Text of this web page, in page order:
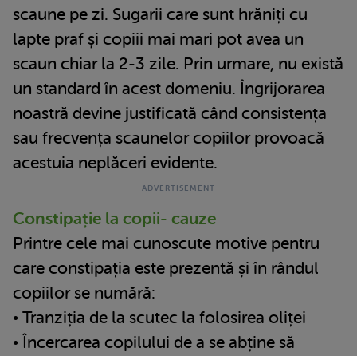
scaune pe zi. Sugarii care sunt hrăniți cu
lapte praf și copiii mai mari pot avea un
scaun chiar la 2-3 zile. Prin urmare, nu există
un standard în acest domeniu. Îngrijorarea
noastră devine justificată când consistența
sau frecvența scaunelor copiilor provoacă
acestuia neplăceri evidente.
Constipație la copii- cauze
Printre cele mai cunoscute motive pentru
care constipația este prezentă și în rândul
copiilor se numără:
• Tranziția de la scutec la folosirea oliței
• Încercarea copilului de a se abține să